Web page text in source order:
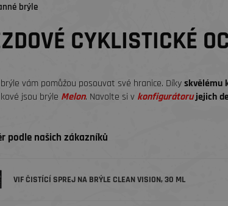
brýle
CYKLISTICKÉ
vám pomůžou posouvat své hranice. Díkyskvělému
jsou brýle Melon. Navolte si v konfigurátorujejich
podle našich zákazníků
VIF ČISTÍCÍ SPREJ NA BRÝLE CLEAN VISION, 30 ML